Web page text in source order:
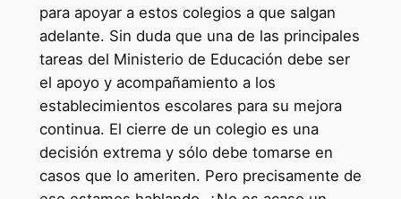
para apoyar a estos colegios a que salgan
adelante. Sin duda que una de las principales
tareas del Ministerio de Educación debe ser
el apoyo y acompañamiento a los
establecimientos escolares para su mejora
continua. El cierre de un colegio es una
decisión extrema y sólo debe tomarse en
casos que lo ameriten. Pero precisamente de